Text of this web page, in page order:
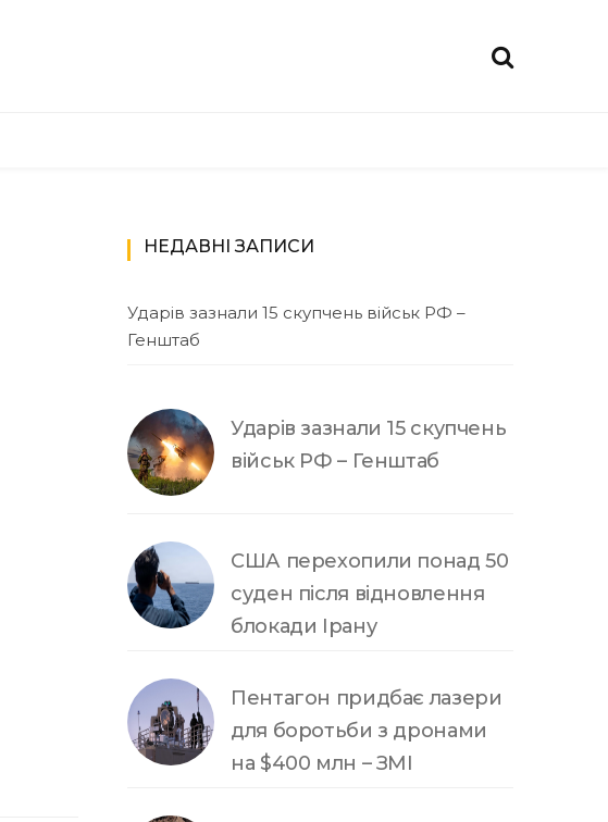
НЕДАВНІ ЗАПИСИ
Ударів зазнали 15 скупчень військ РФ –
Генштаб
Ударів зазнали 15 скупчень
військ РФ – Генштаб
США перехопили понад 50
суден після відновлення
блокади Ірану
Пентагон придбає лазери
для боротьби з дронами
на $400 млн – ЗМІ